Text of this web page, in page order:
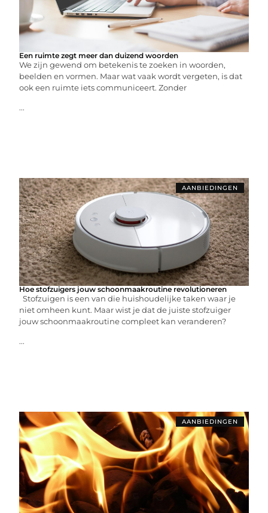
Een ruimte zegt meer dan duizend woorden
We zijn gewend om betekenis te zoeken in woorden,
beelden en vormen. Maar wat vaak wordt vergeten, is dat
ook een ruimte iets communiceert. Zonder
...
AANBIEDINGEN
Hoe stofzuigers jouw schoonmaakroutine revolutioneren
Stofzuigen is een van die huishoudelijke taken waar je
niet omheen kunt. Maar wist je dat de juiste stofzuiger
jouw schoonmaakroutine compleet kan veranderen?
...
AANBIEDINGEN